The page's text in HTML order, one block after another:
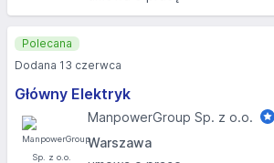
Główny Elektryk
ManpowerGroup Sp. z o.o.
Warszawa
Polecana
Dodana 13 czerwca